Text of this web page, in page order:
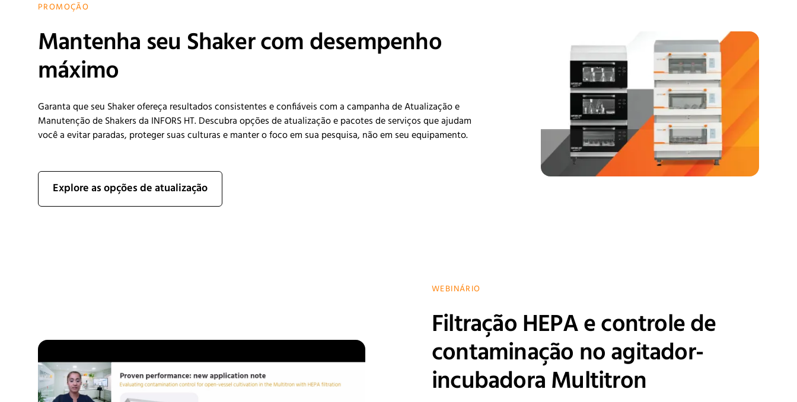
PROMOÇÃO
Mantenha seu Shaker com desempenho
máximo
Garanta que seu Shaker ofereça resultados consistentes e confiáveis com a campanha de Atualização e
Manutenção de Shakers da INFORS HT. Descubra opções de atualização e pacotes de serviços que ajudam
você a evitar paradas, proteger suas culturas e manter o foco em sua pesquisa, não em seu equipamento.
Explore as opções de atualização
WEBINÁRIO
Filtração HEPA e controle de
contaminação no agitador-
incubadora Multitron